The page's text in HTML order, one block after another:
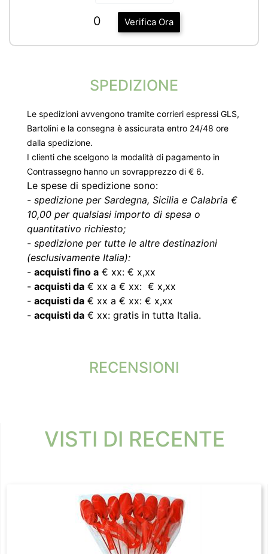
Verifica Ora
0
SPEDIZIONE
Le spedizioni avvengono tramite corrieri espressi GLS,
Bartolini e la consegna è assicurata entro 24/48 ore
dalla spedizione.
I clienti che scelgono la modalità di pagamento in
Contrassegno hanno un sovrapprezzo di € 6.
Le spese di spedizione sono:
- spedizione per Sardegna, Sicilia e Calabria €
10,00 per qualsiasi importo di spesa o
quantitativo richiesto;
- spedizione per tutte le altre destinazioni
(esclusivamente Italia):
- acquisti fino a € xx: € x,xx
- acquisti da € xx a € xx: € x,xx
- acquisti da € xx a € xx: € x,xx
- acquisti da € xx: gratis in tutta Italia.
RECENSIONI
VISTI DI RECENTE